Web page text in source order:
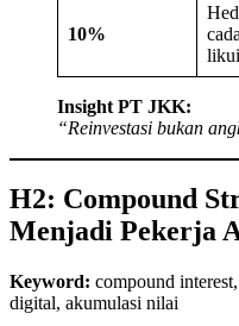
10%
Insight PT JKK:
“Reinvestasi bukan
H2: Compound
Menjadi Pekerja
Keyword: compound
digital, akumulasi nilai